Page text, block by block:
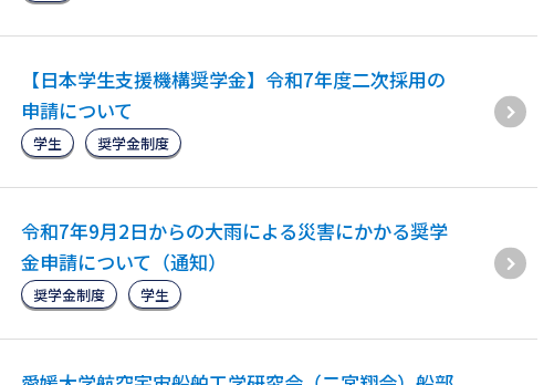
【日本学生支援機構奨学金】令和7年度二次採用の
申請について
学生 奨学金制度
令和7年9月2日からの大雨による災害にかかる奨学
金申請について（通知）
奨学金制度 学生